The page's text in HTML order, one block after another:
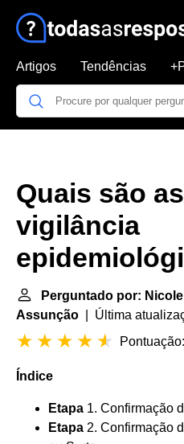
Artigos Tendências
Quais são
vigilância
Perguntado por:
Assunção | Última
Índice
Etapa 1. Confirmação
Etapa 2. Confirmação